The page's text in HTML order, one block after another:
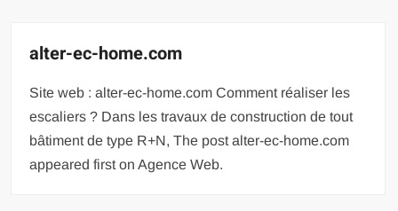
alter-ec-home.com
Site web : alter-ec-home.com Comment réaliser les
escaliers ? Dans les travaux de construction de tout
bâtiment de type R+N, The post alter-ec-home.com
appeared first on Agence Web.